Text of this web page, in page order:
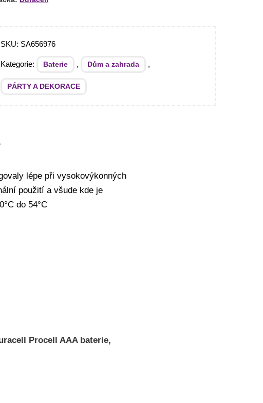
SKU: SA656976
Kategorie: Baterie , Dům a zahrada ,
PÁRTY A DEKORACE
lépe při vysokovýkonných
použití a všude kde je
do 54°C
Procell AAA baterie,